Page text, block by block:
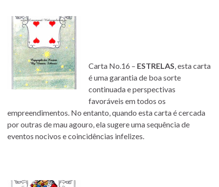
Carta No.16 – ESTRELAS, esta carta
é uma garantia de boa sorte
continuada e perspectivas
favoráveis em todos os
empreendimentos. No entanto, quando esta carta é cercada
por outras de mau agouro, ela sugere uma sequência de
eventos nocivos e coincidências infelizes.